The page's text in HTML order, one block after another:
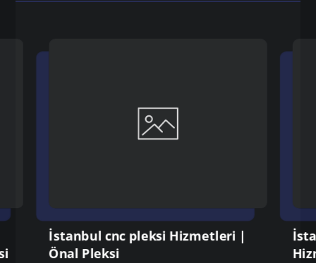
İstanbul cnc pleksi Hizmetleri |
Önal Pleksi